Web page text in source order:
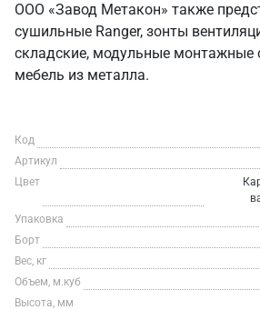
ООО «Завод Метакон» также
сушильные Ranger, зонты
складские, модульные монтажные
мебель из металла.
Код
Артикул
Цвет
Упаковка
Борт
Вес, кг
Объем, м.куб
Высота, мм